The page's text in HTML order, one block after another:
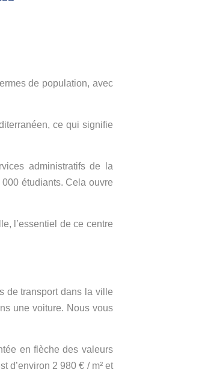
de population, avec
ce qui signifie
administratifs de la
étudiants. Cela ouvre
l’essentiel de ce centre
de transport dans la ville
une voiture. Nous vous
en flèche des valeurs
d’environ 2 980 € / m² et